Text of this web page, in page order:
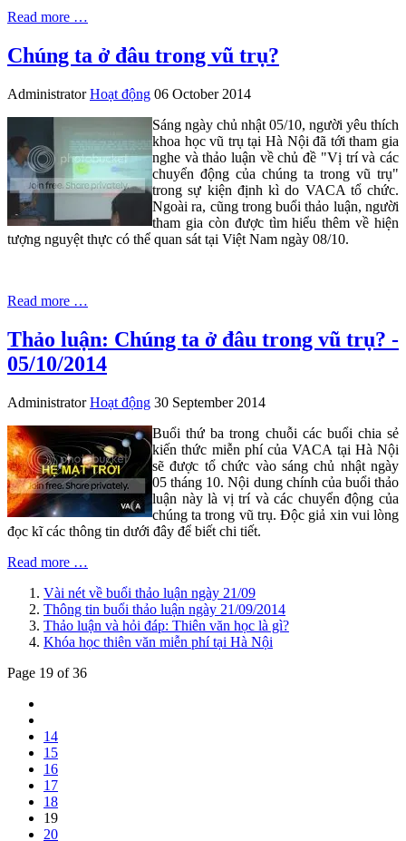
Read more …
Chúng ta ở đâu trong vũ trụ?
Administrator Hoạt động 06 October 2014
Sáng ngày chủ nhật 05/10, người yêu thích
khoa học vũ trụ tại Hà Nội đã tới tham gia
nghe và thảo luận về chủ đề "Vị trí và các
chuyển động của chúng ta trong vũ trụ"
trong sự kiện định kì do VACA tổ chức.
Ngoài ra, cũng trong buổi thảo luận, người
tham gia còn được tìm hiểu thêm về hiện
tượng nguyệt thực có thể quan sát tại Việt Nam ngày 08/10.
Read more …
Thảo luận: Chúng ta ở đâu trong vũ trụ? -
05/10/2014
Administrator Hoạt động 30 September 2014
Buổi thứ ba trong chuỗi các buổi chia sẻ
kiến thức miễn phí của VACA tại Hà Nội
sẽ được tổ chức vào sáng chủ nhật ngày
05 tháng 10. Nội dung chính của buổi thảo
luận này là vị trí và các chuyển động của
chúng ta trong vũ trụ. Độc giả xin vui lòng
đọc kĩ các thông tin dưới đây để biết chi tiết.
Read more …
Vài nét về buổi thảo luận ngày 21/09
Thông tin buổi thảo luận ngày 21/09/2014
Thảo luận và hỏi đáp: Thiên văn học là gì?
Khóa học thiên văn miễn phí tại Hà Nội
Page 19 of 36
14
15
16
17
18
19
20